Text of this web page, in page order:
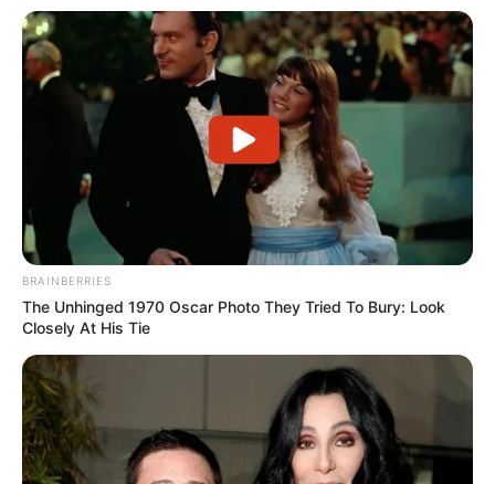
BRAINBERRIES
The Unhinged 1970 Oscar Photo They Tried To Bury: Look
Closely At His Tie